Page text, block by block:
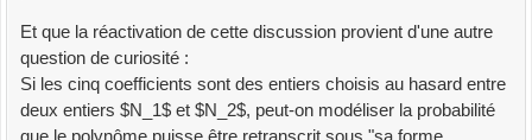
Et que la réactivation de cette discussion provient d'une autre
question de curiosité :
Si les cinq coefficients sont des entiers choisis au hasard entre
deux entiers $N_1$ et $N_2$, peut-on modéliser la probabilité
que le polynôme puisse être retranscrit sous "sa forme